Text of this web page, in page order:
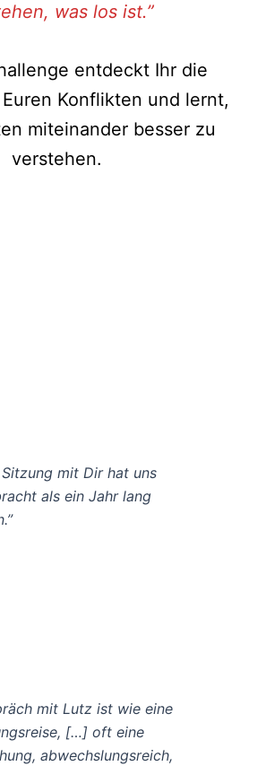
was los ist.”
entdeckt Ihr die
Konflikten und lernt,
miteinander besser zu
verstehen.
Sitzung mit Dir hat uns
als ein Jahr lang
mit Lutz ist wie eine
[…] oft eine
abwechslungsreich,